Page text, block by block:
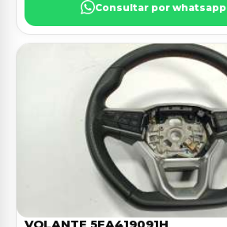
Consultar por whatsapp